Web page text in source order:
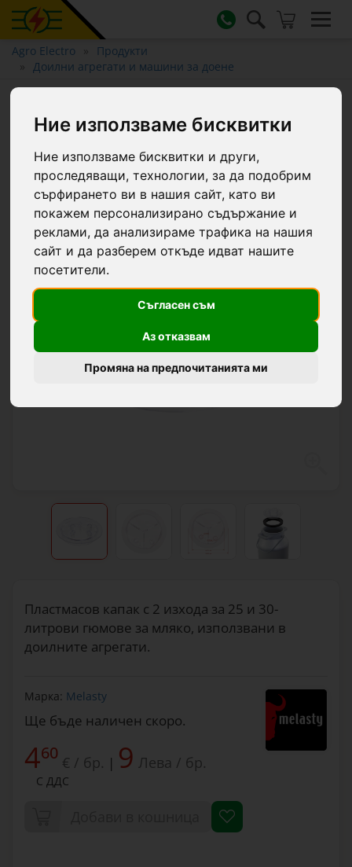
Ние използваме бисквитки
Ние използваме бисквитки и други,
проследяващи, технологии, за да подобрим
сърфирането ви в нашия сайт, като ви
покажем персонализирано съдържание и
реклами, да анализираме трафика на нашия
сайт и да разберем откъде идват нашите
посетители.
Съгласен съм
Аз отказвам
Промяна на предпочитанията ми
Agro Electro
Продукти
Доилни агрегати и машини за доене
Капак с 2 изхода, за 25 и 30-
литрови гюмове за мляко
Пластмасов капак с 2 изхода за 25 и 30-
литрови гюмове за мляко, използвани в
доилните агрегати.
Марка: Melasty
Ще бъде наличен скоро.
460 € / бр. | 9 Лева / бр.
С ДДС